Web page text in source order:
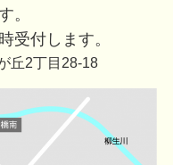
。
受付します。
丘2丁目28-18